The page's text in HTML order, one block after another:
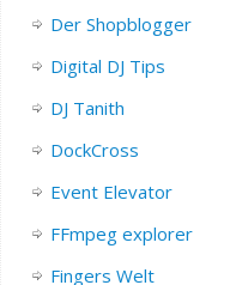
Der Shopblogger
Digital DJ Tips
DJ Tanith
DockCross
Event Elevator
FFmpeg explorer
Fingers Welt